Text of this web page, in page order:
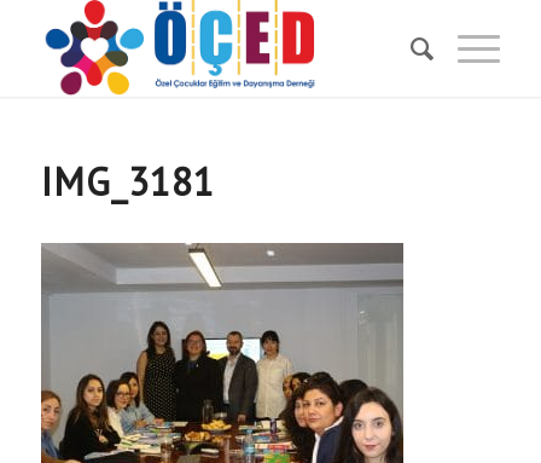
IMG_3181